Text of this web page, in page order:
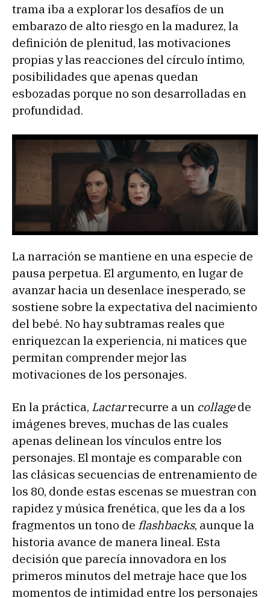
trama iba a explorar los desafíos de un
embarazo de alto riesgo en la madurez, la
definición de plenitud, las motivaciones
propias y las reacciones del círculo íntimo,
posibilidades que apenas quedan
esbozadas porque no son desarrolladas en
profundidad.
La narración se mantiene en una especie de
pausa perpetua. El argumento, en lugar de
avanzar hacia un desenlace inesperado, se
sostiene sobre la expectativa del nacimiento
del bebé. No hay subtramas reales que
enriquezcan la experiencia, ni matices que
permitan comprender mejor las
motivaciones de los personajes.
En la práctica, Lactarrecurre a un collagede
imágenes breves, muchas de las cuales
apenas delinean los vínculos entre los
personajes. El montaje es comparable con
las clásicas secuencias de entrenamiento de
los 80, donde estas escenas se muestran con
rapidez y música frenética, que les da a los
fragmentos un tono de flashbacks, aunque la
historia avance de manera lineal. Esta
decisión que parecía innovadora en los
primeros minutos del metraje hace que los
momentos de intimidad entre los personajes